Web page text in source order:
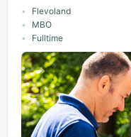
Flevoland
MBO
Fulltime